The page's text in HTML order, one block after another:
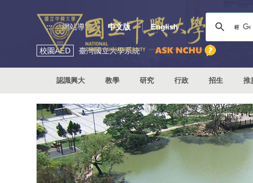
::: 網站導覽 中文版 English
校園AED 臺灣國立大學系統
認識興大 教學 研究 行政 招生 推